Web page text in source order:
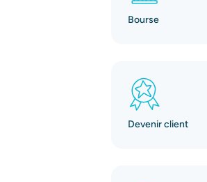
Bourse
Devenir client